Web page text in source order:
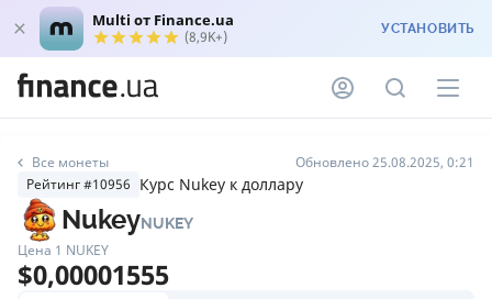
Multi от Finance.ua
(8,9K+) УСТАНОВИТЬ
Все монеты
Обновлено 25.08.2025, 0:21
Рейтинг #10956 Курс Nukey к доллару
NukeyNUKEY
Цена 1 NUKEY
$0,00001555